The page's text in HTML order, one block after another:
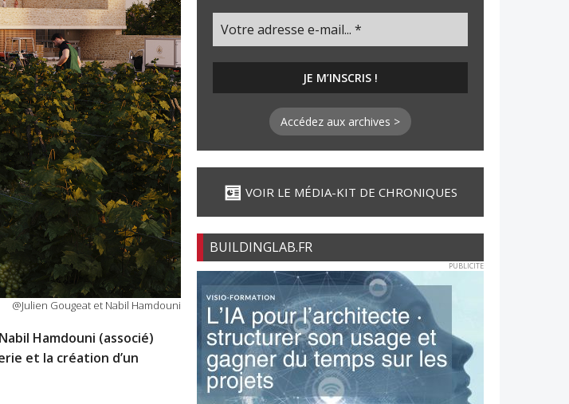
@Julien Gougeat et Nabil Hamdouni
Hamdouni (associé)
et la création d’un
Accédez aux archives >
VOIR LE MÉDIA-KIT DE CHRONIQUES
BUILDINGLAB.FR
PUBLICITE